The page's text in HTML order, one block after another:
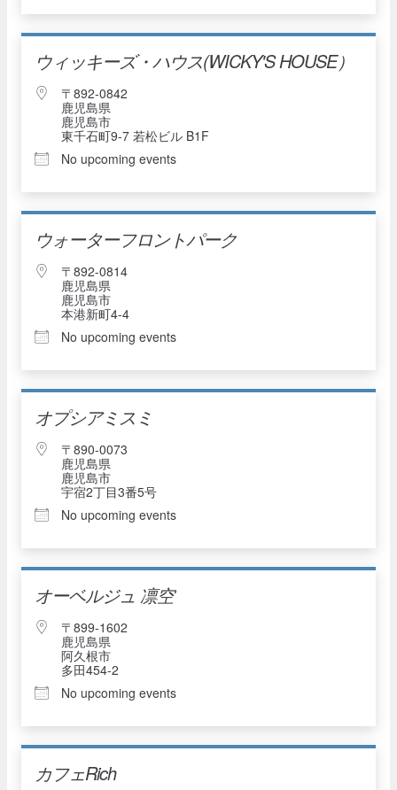
ウィッキーズ・ハウス(WICKY'S HOUSE）
〒892-0842
鹿児島県
鹿児島市
東千石町9-7 若松ビル B1F
No upcoming events
ウォーターフロントパーク
〒892-0814
鹿児島県
鹿児島市
本港新町4-4
No upcoming events
オプシアミスミ
〒890-0073
鹿児島県
鹿児島市
宇宿2丁目3番5号
No upcoming events
オーベルジュ 凛空
〒899-1602
鹿児島県
阿久根市
多田454-2
No upcoming events
カフェRich